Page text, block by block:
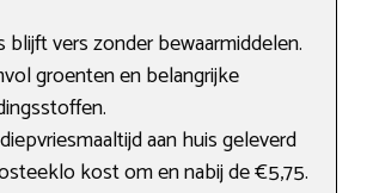
blijft vers zonder bewaarmiddelen.
groenten en belangrijke
aan huis geleverd
kost om en nabij de €5,75.